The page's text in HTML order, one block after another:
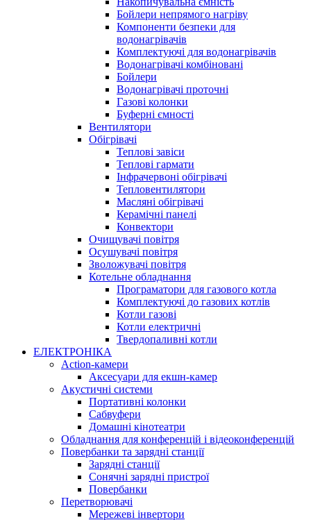
Бойлери непрямого нагріву
Компоненти безпеки для
водонагрівачів
Комплектуючі для водонагрівачів
Водонагрівачі комбіновані
Бойлери
Водонагрівачі проточні
Газові колонки
Буферні ємності
Вентилятори
Обігрівачі
Теплові завіси
Теплові гармати
Інфрачервоні обігрівачі
Тепловентилятори
Масляні обігрівачі
Керамічні панелі
Конвектори
Очищувачі повітря
Осушувачі повітря
Зволожувачі повітря
Котельне обладнання
Програматори для газового котла
Комплектуючі до газових котлів
Котли газові
Котли електричні
Твердопаливні котли
ЕЛЕКТРОНІКА
Action-камери
Аксесуари для екшн-камер
Акустичні системи
Портативні колонки
Сабвуфери
Домашні кінотеатри
Обладнання для конференцій і відеоконференцій
Повербанки та зарядні станції
Зарядні станції
Сонячні зарядні пристрої
Повербанки
Перетворювачі
Мережеві інвертори